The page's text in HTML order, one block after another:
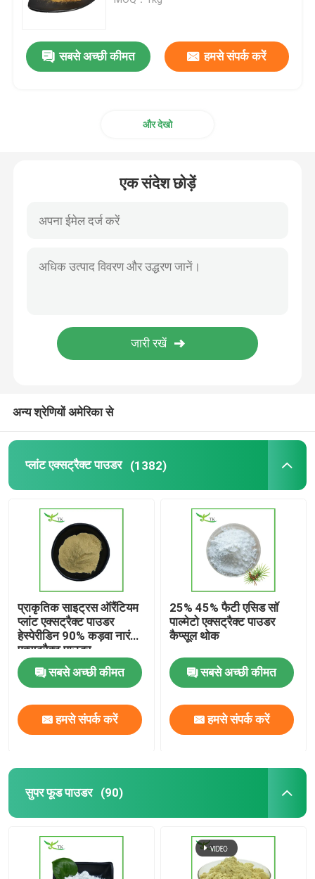
विटामिन पाउडर
अमीनो एसिड पाउडर
अश्वगंधा अर्क पाउडर
आहार अनुपूरक सामग्री
सबसे अच्छी कीमत हमसे संपर्क करें
और देखो
एक संदेश छोड़ें
अन्य श्रेणियों अमेरिका से
प्लांट एक्सट्रैक्ट पाउडर (1382)
प्राकृतिक साइट्रस ऑरैंटियम
प्लांट एक्सट्रैक्ट पाउडर
हेस्पेरीडिन 90% कड़वा नारंगी
एक्सट्रैक्ट पाउडर
सबसे अच्छी कीमत
हमसे संपर्क करें
25% 45% फैटी एसिड सॉ
पाल्मेटो एक्सट्रैक्ट पाउडर
कैप्सूल थोक
सबसे अच्छी कीमत
हमसे संपर्क करें
सुपर फूड पाउडर (90)